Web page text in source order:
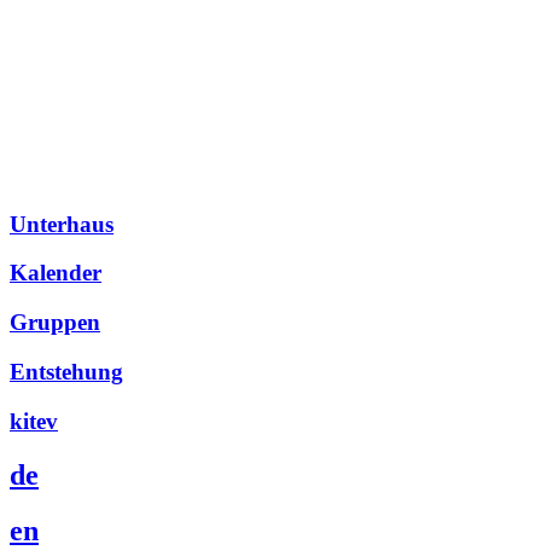
Unterhaus
Kalender
Gruppen
Entstehung
kitev
de
en